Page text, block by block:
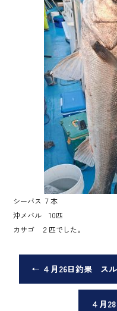
シーバス ７本
沖メバル 10匹
カサゴ ２匹でした。
← ４月26日釣果 ス
４月